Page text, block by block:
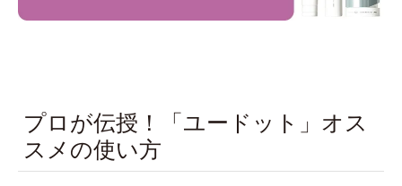
プロが伝授！「ユードット」オス
スメの使い方